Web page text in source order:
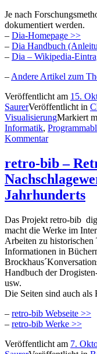
Je nach
dokumentiert werden.
– Dia-Homepage >>
– Dia Handbuch
– Dia – Wikipedia-
– Andere Artikel zum
Veröffentlicht am 15.
SaurerVeröffentlicht in
VisualisierungMarkiert
Informatik,
Kommentar
retro-bib –
Jahrhunderts
Das Projekt retro-bib
macht die Werke im
Arbeiten zu
Informationen in
Handbuch der
usw.
Die Seiten sind auch als
– retro-bib Webseite >>
– retro-bib Werke >>
Veröffentlicht am 7.